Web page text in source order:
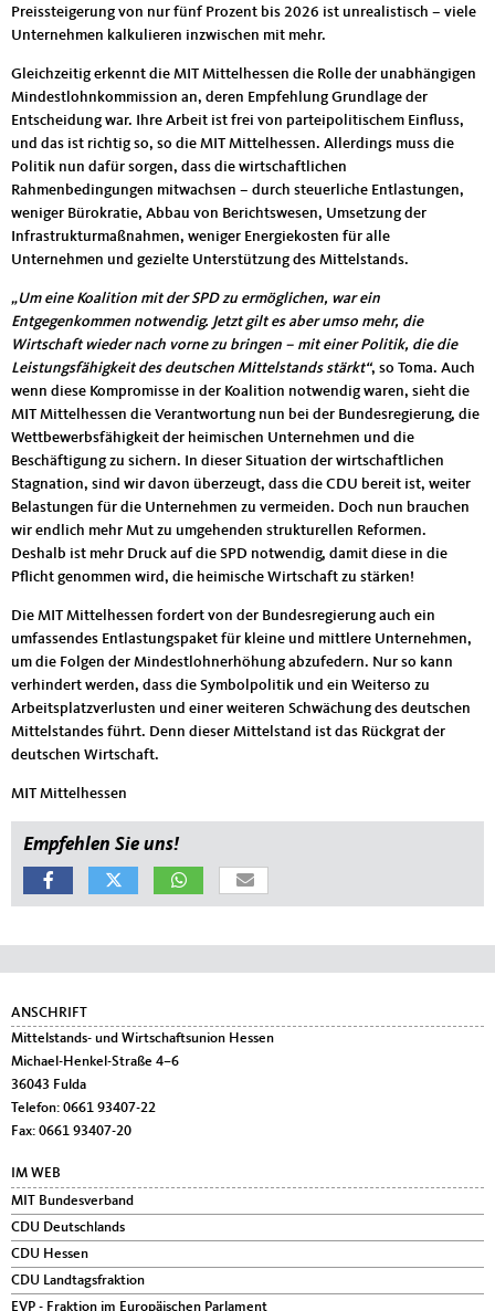
Preissteigerung von nur fünf Prozent bis 2026 ist unrealistisch – viele
Unternehmen kalkulieren inzwischen mit mehr.
Gleichzeitig erkennt die MIT Mittelhessen die Rolle der unabhängigen
Mindestlohnkommission an, deren Empfehlung Grundlage der
Entscheidung war. Ihre Arbeit ist frei von parteipolitischem Einfluss,
und das ist richtig so, so die MIT Mittelhessen. Allerdings muss die
Politik nun dafür sorgen, dass die wirtschaftlichen
Rahmenbedingungen mitwachsen – durch steuerliche Entlastungen,
weniger Bürokratie, Abbau von Berichtswesen, Umsetzung der
Infrastrukturmaßnahmen, weniger Energiekosten für alle
Unternehmen und gezielte Unterstützung des Mittelstands.
„Um eine Koalition mit der SPD zu ermöglichen, war ein
Entgegenkommen notwendig. Jetzt gilt es aber umso mehr, die
Wirtschaft wieder nach vorne zu bringen – mit einer Politik, die die
Leistungsfähigkeit des deutschen Mittelstands stärkt“, so Toma. Auch
wenn diese Kompromisse in der Koalition notwendig waren, sieht die
MIT Mittelhessen die Verantwortung nun bei der Bundesregierung, die
Wettbewerbsfähigkeit der heimischen Unternehmen und die
Beschäftigung zu sichern. In dieser Situation der wirtschaftlichen
Stagnation, sind wir davon überzeugt, dass die CDU bereit ist, weiter
Belastungen für die Unternehmen zu vermeiden. Doch nun brauchen
wir endlich mehr Mut zu umgehenden strukturellen Reformen.
Deshalb ist mehr Druck auf die SPD notwendig, damit diese in die
Pflicht genommen wird, die heimische Wirtschaft zu stärken!
Die MIT Mittelhessen fordert von der Bundesregierung auch ein
umfassendes Entlastungspaket für kleine und mittlere Unternehmen,
um die Folgen der Mindestlohnerhöhung abzufedern. Nur so kann
verhindert werden, dass die Symbolpolitik und ein Weiterso zu
Arbeitsplatzverlusten und einer weiteren Schwächung des deutschen
Mittelstandes führt. Denn dieser Mittelstand ist das Rückgrat der
deutschen Wirtschaft.
MIT Mittelhessen
Empfehlen Sie uns!
Fußbereich
ANSCHRIFT
Mittelstands- und Wirtschaftsunion Hessen
Michael-Henkel-Straße 4–6
36043 Fulda
Telefon: 0661 93407-22
Fax: 0661 93407-20
IM WEB
MIT Bundesverband
CDU Deutschlands
CDU Hessen
CDU Landtagsfraktion
EVP - Fraktion im Europäischen Parlament